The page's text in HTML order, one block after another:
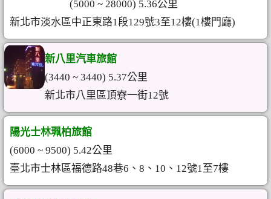
(5000 ~ 28000) 5.36公里
新北市淡水區中正東路1段129號3至12樓(1樓門廳)
新八里汽車旅館
(3440 ~ 3440) 5.37公里
新北市八里區頂寮一街12號
陽光士林珮柏旅館
(6000 ~ 9500) 5.42公里
臺北市士林區福德路48巷6、8、10、12號1至7樓